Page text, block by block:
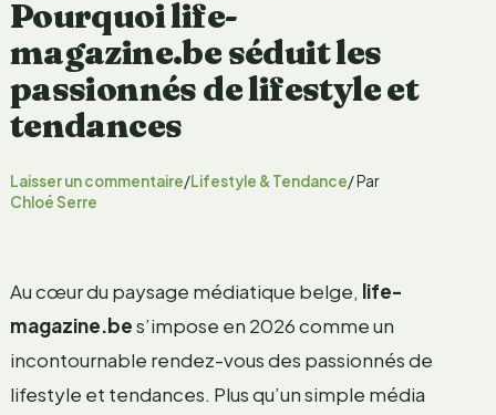
Pourquoi life-
magazine.be séduit les
passionnés de lifestyle et
tendances
Laisser un commentaire/Lifestyle & Tendance/ Par
Chloé Serre
Au cœur du paysage médiatique belge, life-
magazine.bes’impose en 2026 comme un
incontournable rendez-vous des passionnés de
lifestyle et tendances. Plus qu’un simple média